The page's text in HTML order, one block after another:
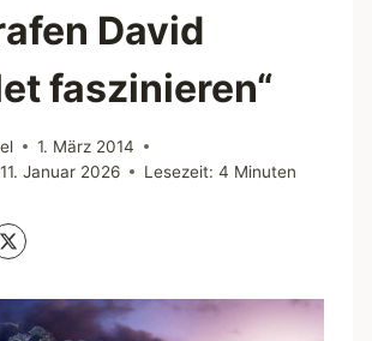
David
faszinieren“
1. März 2014
11. Januar 2026 Lesezeit: 4 Minuten